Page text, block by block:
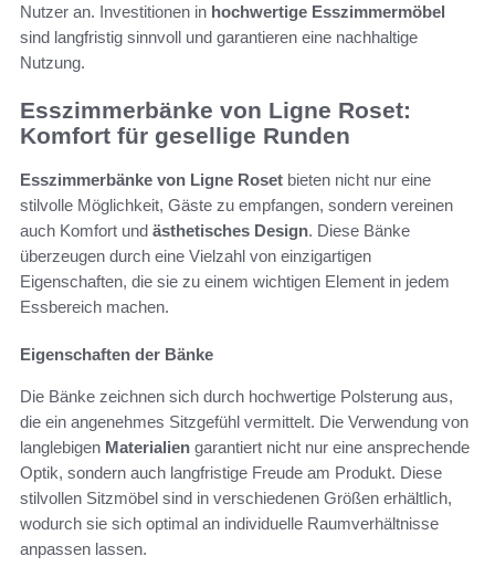
Nutzer an. Investitionen in hochwertige Esszimmermöbel
sind langfristig sinnvoll und garantieren eine nachhaltige
Nutzung.
Esszimmerbänke von Ligne Roset:
Komfort für gesellige Runden
Esszimmerbänke von Ligne Roset bieten nicht nur eine
stilvolle Möglichkeit, Gäste zu empfangen, sondern vereinen
auch Komfort und ästhetisches Design. Diese Bänke
überzeugen durch eine Vielzahl von einzigartigen
Eigenschaften, die sie zu einem wichtigen Element in jedem
Essbereich machen.
Eigenschaften der Bänke
Die Bänke zeichnen sich durch hochwertige Polsterung aus,
die ein angenehmes Sitzgefühl vermittelt. Die Verwendung von
langlebigen Materialien garantiert nicht nur eine ansprechende
Optik, sondern auch langfristige Freude am Produkt. Diese
stilvollen Sitzmöbel sind in verschiedenen Größen erhältlich,
wodurch sie sich optimal an individuelle Raumverhältnisse
anpassen lassen.